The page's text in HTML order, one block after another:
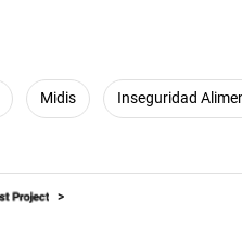
Midis Inseguridad